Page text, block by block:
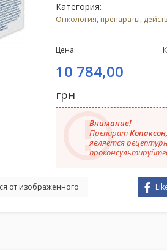
Категория:
Онкология, препараты,
Цена:
10 784,00
грн
Внимание!
Препарат
является
от изображенного